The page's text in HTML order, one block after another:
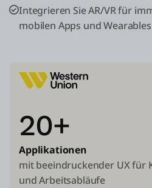
Integrieren Sie AR/VR für
mobilen Apps und Wearables
20+
Applikationen
mit beeindruckender UX für
und Arbeitsabläufe